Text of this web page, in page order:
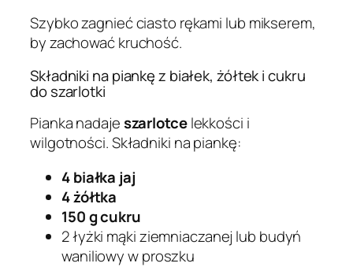
Szybko zagnieć ciasto rękami lub mikserem,
by zachować kruchość.
Składniki na piankę z białek, żółtek i cukru
do szarlotki
Pianka nadajeszarlotcelekkości i
wilgotności. Składniki na piankę:
4 białka jaj
4 żółtka
150 g cukru
2 łyżki mąki ziemniaczanej lub budyń
waniliowy w proszku